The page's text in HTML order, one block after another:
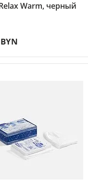
Warm, черный